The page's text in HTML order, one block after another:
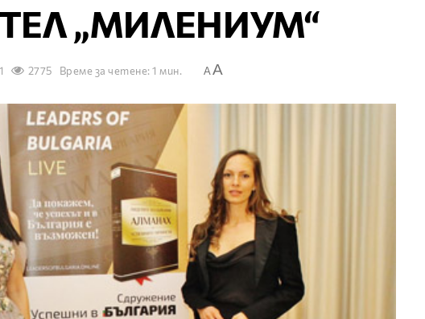
„МИЛЕНИУМ“
2775 Време за четене: 1 мин. AA